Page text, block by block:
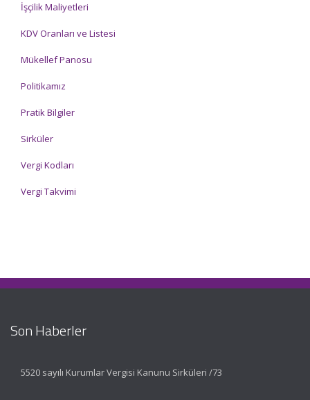
İşçilik Maliyetleri
KDV Oranları ve Listesi
Mükellef Panosu
Politikamız
Pratik Bilgiler
Sirküler
Vergi Kodları
Vergi Takvimi
Son Haberler
5520 sayılı Kurumlar Vergisi Kanunu Sirküleri /73